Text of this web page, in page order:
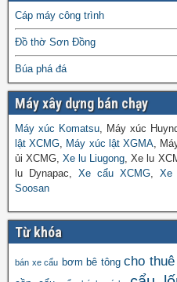
Cáp máy công trình
Đồ thờ Sơn Đồng
Búa phá đá
Máy xây dựng bán chạy
Máy xúc Komatsu, Máy xúc
lật XCMG, Máy xúc lật XGMA,
ủi XCMG,Xe lu Liugong, Xe lu
lu Dynapac, Xe cẩu XCMG, Xe
Soosan
Từ khóa
bán xe cẩu bơm bê tông cho